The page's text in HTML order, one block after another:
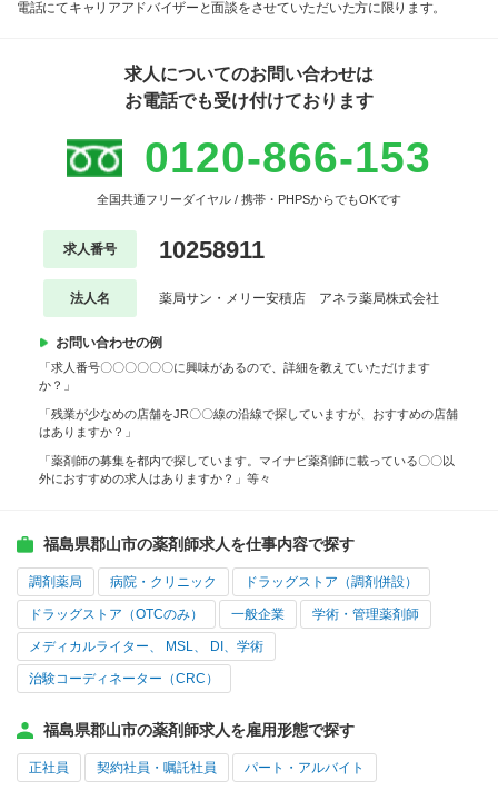
電話にてキャリアアドバイザーと面談をさせていただいた方に限ります。
求人についてのお問い合わせは
お電話でも受け付けております
0120-866-153
全国共通フリーダイヤル / 携帯・PHPSからでもOKです
求人番号 10258911
法人名 薬局サン・メリー安積店 アネラ薬局株式会社
お問い合わせの例
「求人番号〇〇〇〇〇〇に興味があるので、詳細を教えていただけます
か？」
「残業が少なめの店舗をJR〇〇線の沿線で探していますが、おすすめの店舗
はありますか？」
「薬剤師の募集を都内で探しています。マイナビ薬剤師に載っている〇〇以
外におすすめの求人はありますか？」等々
福島県郡山市の薬剤師求人を仕事内容で探す
調剤薬局 病院・クリニック ドラッグストア（調剤併設）
ドラッグストア（OTCのみ） 一般企業 学術・管理薬剤師
メディカルライター、 MSL、 DI、学術
治験コーディネーター（CRC）
福島県郡山市の薬剤師求人を雇用形態で探す
正社員 契約社員・嘱託社員 パート・アルバイト